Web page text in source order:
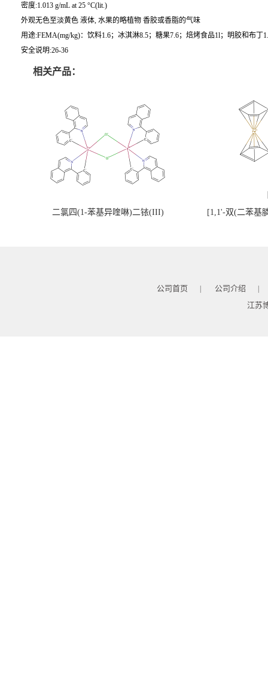
密度:1.013 g/mL at 25 °C(lit.)
外观无色至淡黄色 液体, 水果的略植物 香胶或香脂的气味
用途:FEMA(mg/kg)：饮料1.6；冰淇淋8.5；糖果7.6；焙烤食品1l；明胶和布丁
安全说明:26-36
相关产品：
二氯四(1-苯基异喹啉)二铱(III) [1,1'-双(二苯基
公司首页 | 公司介绍 |
江苏